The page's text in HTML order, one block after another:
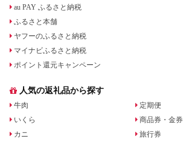
au PAY ふるさと納税
ふるさと本舗
ヤフーのふるさと納税
マイナビふるさと納税
ポイント還元キャンペーン
人気の返礼品から探す
牛肉
いくら
カニ
定期便
商品券・金券
旅行券